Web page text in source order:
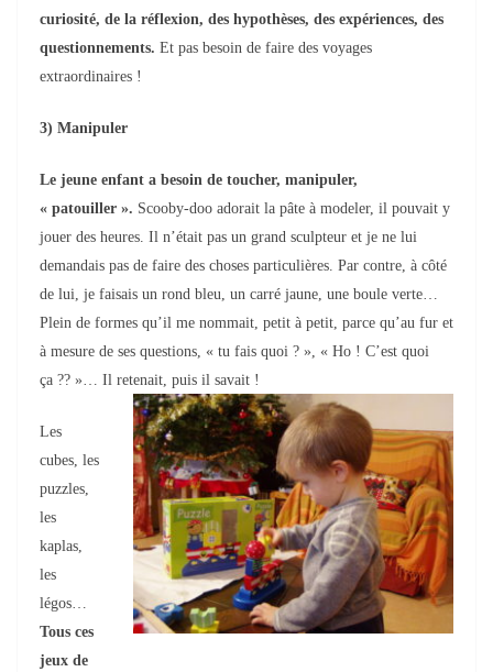
curiosité, de la réflexion, des hypothèses, des expériences, des
questionnements. Et pas besoin de faire des voyages
extraordinaires !
3) Manipuler
Le jeune enfant a besoin de toucher, manipuler,
« patouiller ». Scooby-doo adorait la pâte à modeler, il pouvait y
jouer des heures. Il n’était pas un grand sculpteur et je ne lui
demandais pas de faire des choses particulières. Par contre, à côté
de lui, je faisais un rond bleu, un carré jaune, une boule verte…
Plein de formes qu’il me nommait, petit à petit, parce qu’au fur et
à mesure de ses questions, « tu fais quoi ? », « Ho ! C’est quoi
ça ?? »… Il retenait, puis il savait !
Les
cubes, les
puzzles,
les
kaplas,
les
légos…
Tous ces
jeux de